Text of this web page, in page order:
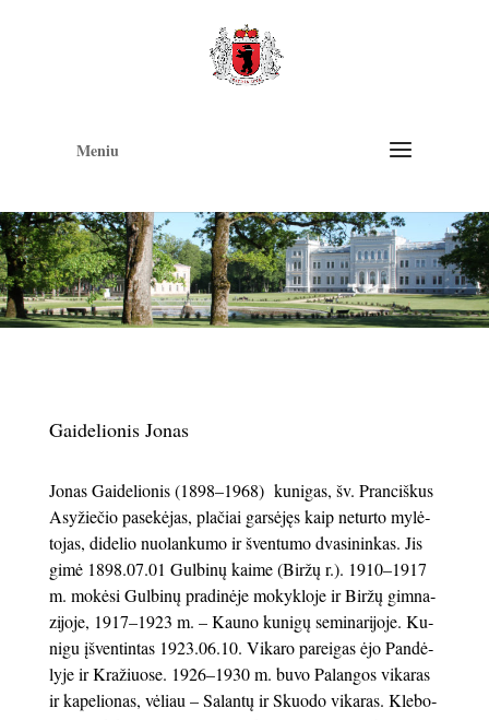
Meniu
Gaidelionis Jonas
Jonas Gaidelionis (1898–1968) kunigas, šv. Pran­ciš­kus
Asy­žie­čio pa­se­kė­jas, plačiai garsėjęs kaip ne­tur­to my­lė­
to­jas, di­de­lio nuo­lan­ku­mo ir šven­tu­mo dva­si­nin­kas. Jis
gi­mė 1898.07.01 Gul­bi­nų kai­me (Bir­žų r.). 1910–1917
m. mo­kė­si Gul­bi­nų pra­di­nė­je mo­kyk­lo­je ir Bir­žų gim­na­
zi­jo­je, 1917–1923 m. – Kau­no ku­ni­gų se­mi­na­ri­jo­je. Ku­
ni­gu įšven­tin­tas 1923.06.10. Vi­ka­ro pa­rei­gas ėjo Pan­dė­
ly­je ir Kra­žiuo­se. 1926–1930 m. bu­vo Pa­lan­gos vi­ka­ras
ir ka­pe­lio­nas, vėliau – Sa­lan­tų ir Skuo­do vi­ka­ras. Kle­bo­